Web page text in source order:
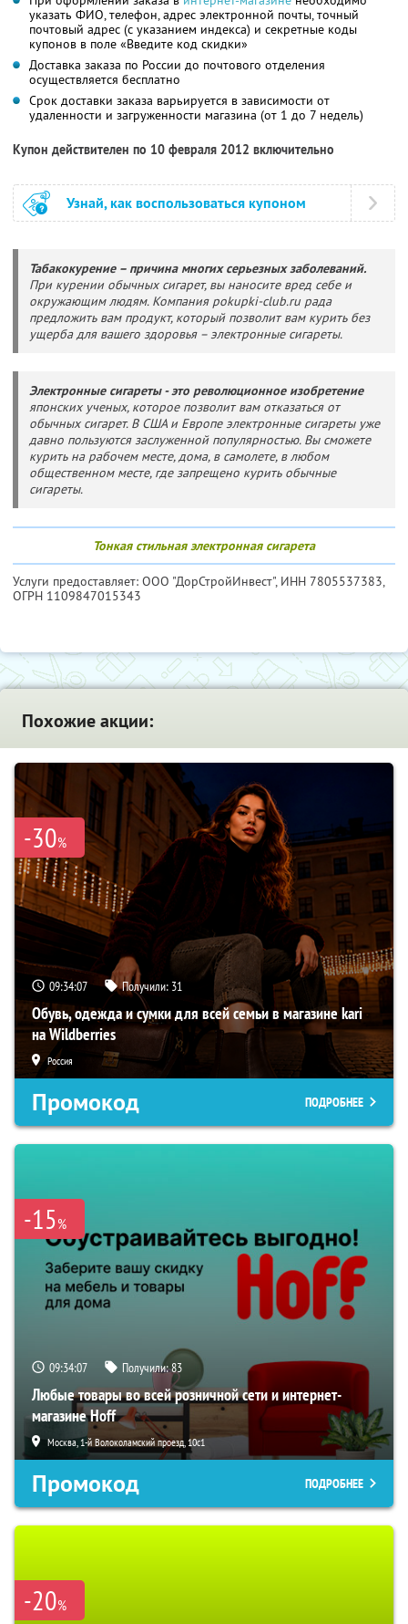
указать ФИО, телефон, адрес электронной почты, точный
почтовый адрес (с указанием индекса) и секретные коды
купонов в поле «Введите код скидки»
Доставка заказа по России до почтового отделения
осуществляется бесплатно
Срок доставки заказа варьируется в зависимости от
удаленности и загруженности магазина (от 1 до 7 недель)
Купон действителен по 10 февраля 2012 включительно
Узнай, как воспользоваться купоном
Табакокурение – причина многих серьезных заболеваний.
При курении обычных сигарет, вы наносите вред себе и
окружающим людям. Компания pokupki-club.ru рада
предложить вам продукт, который позволит вам курить без
ущерба для вашего здоровья – электронные сигареты.
Электронные сигареты - это революционное изобретение
японских ученых, которое позволит вам отказаться от
обычных сигарет. В США и Европе электронные сигареты уже
давно пользуются заслуженной популярностью. Вы сможете
курить на рабочем месте, дома, в самолете, в любом
общественном месте, где запрещено курить обычные
сигареты.
Тонкая стильная электронная сигарета
Услуги предоставляет: ООО "ДорСтройИнвест", ИНН 7805537383,
ОГРН 1109847015343
Похожие акции:
-30%
09:34:06 Получили: 31
Обувь, одежда и сумки для всей семьи в магазине kari
на Wildberries
Россия
Промокод ПОДРОБНЕЕ
-15%
09:34:06 Получили:83
Любые товары во всей розничной сети и интернет-
магазине Hoff
Москва, 1-й Волоколамский проезд, 10с1
Промокод ПОДРОБНЕЕ
-20%